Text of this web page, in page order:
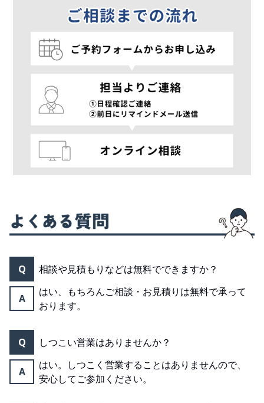
Q 相談や見積もりなどは無料でできますか？
A
はい、もちろんご相談・お見積りは無料で承って
おります。
Q しつこい営業はありませんか？
A
はい。しつこく営業することはありませんので、
安心してご参加ください。